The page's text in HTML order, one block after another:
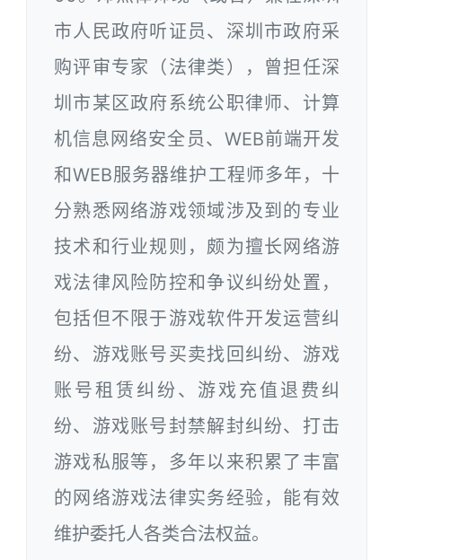
市人民政府听证员、深圳市政府采
购评审专家（法律类），曾担任深
圳市某区政府系统公职律师、计算
机信息网络安全员、WEB前端开发
和WEB服务器维护工程师多年，十
分熟悉网络游戏领域涉及到的专业
技术和行业规则，颇为擅长网络游
戏法律风险防控和争议纠纷处置，
包括但不限于游戏软件开发运营纠
纷、游戏账号买卖找回纠纷、游戏
账号租赁纠纷、游戏充值退费纠
纷、游戏账号封禁解封纠纷、打击
游戏私服等，多年以来积累了丰富
的网络游戏法律实务经验，能有效
维护委托人各类合法权益。